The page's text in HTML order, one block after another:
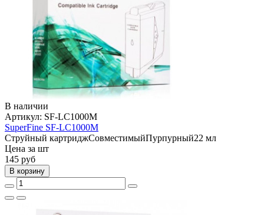
В наличии
Артикул: SF-LC1000M
SuperFine SF-LC1000M
Струйный картриджСовместимыйПурпурный22 мл
Цена за шт
145 руб
В корзину